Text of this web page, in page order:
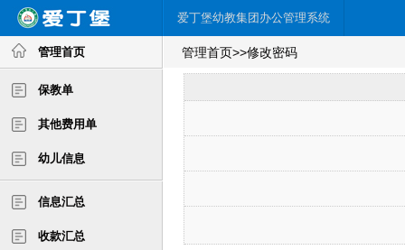
爱丁堡幼教集团办公管理系统
管理首页
保教单
其他费用单
幼儿信息
信息汇总
收款汇总
管理首页>>修改密码